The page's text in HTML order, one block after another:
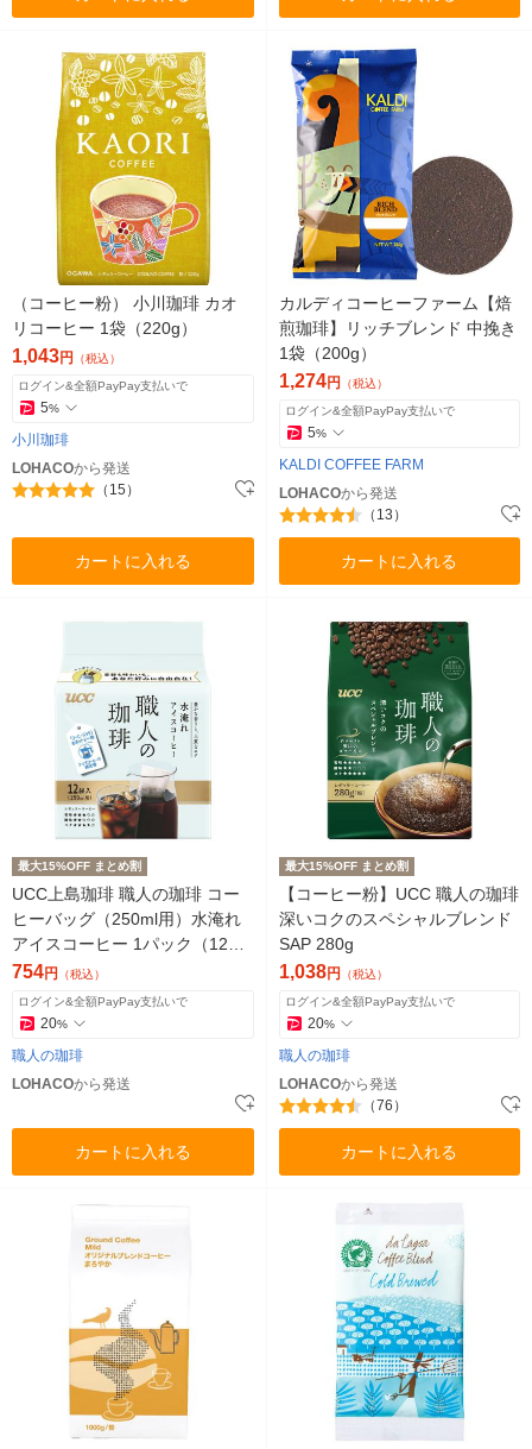
（コーヒー粉） 小川珈琲 カオ
リコーヒー 1袋（220g）
1,043円 （税込）
ログイン&全額PayPay支払いで
5%
小川珈琲
LOHACOから発送
（15）
カートに入れる
カルディコーヒーファーム【焙
煎珈琲】リッチブレンド 中挽き
1袋（200g）
1,274円 （税込）
ログイン&全額PayPay支払いで
5%
KALDI COFFEE FARM
LOHACOから発送
（13）
カートに入れる
最大15%OFF まとめ割
UCC上島珈琲 職人の珈琲 コー
ヒーバッグ（250ml用）水淹れ
アイスコーヒー 1パック（12袋
入）
754円 （税込）
ログイン&全額PayPay支払いで
20%
職人の珈琲
LOHACOから発送
カートに入れる
最大15%OFF まとめ割
【コーヒー粉】UCC 職人の珈琲
深いコクのスペシャルブレンド
SAP 280g
1,038円 （税込）
ログイン&全額PayPay支払いで
20%
職人の珈琲
LOHACOから発送
（76）
カートに入れる